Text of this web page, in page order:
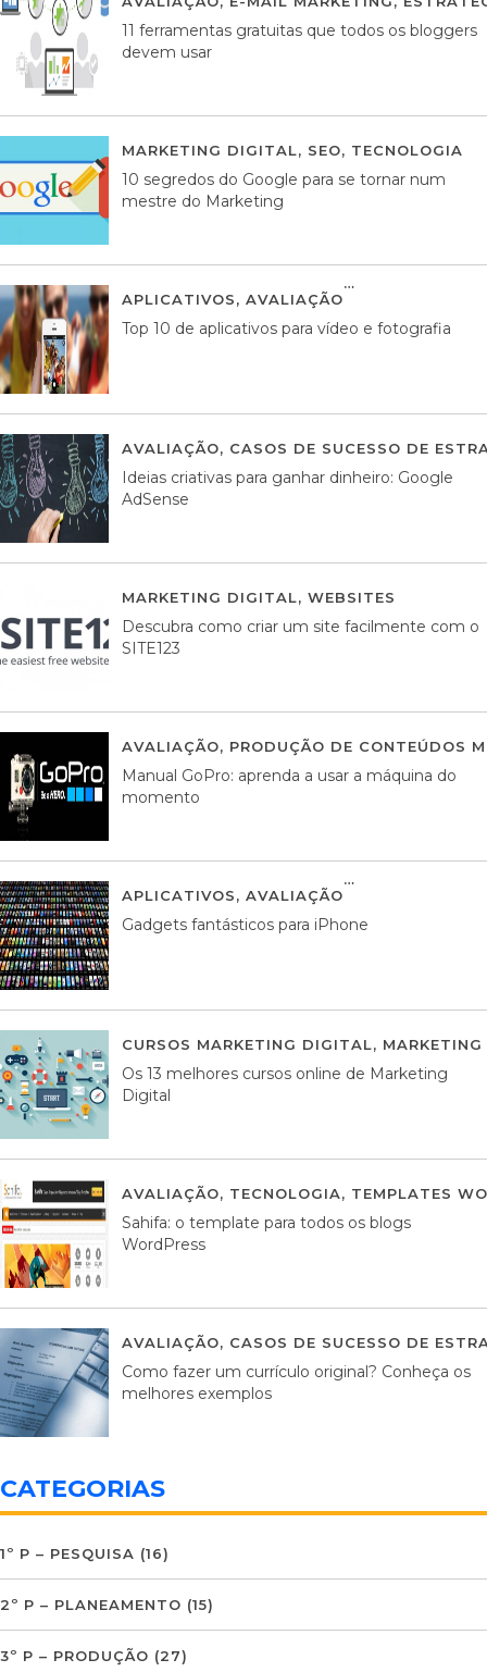
11 ferramentas gratuitas que todos os bloggers
devem usar
MARKETING DIGITAL, SEO, TECNOLOGIA
10 segredos do Google para se tornar num
mestre do Marketing
APLICATIVOS, AVALIAÇÃO
Top 10 de aplicativos para vídeo e fotografia
AVALIAÇÃO, CASOS DE SUCESSO DE
Ideias criativas para ganhar dinheiro: Google
AdSense
MARKETING DIGITAL, WEBSITES
Descubra como criar um site facilmente com o
SITE123
AVALIAÇÃO, PRODUÇÃO DE CONTEÚDOS
Manual GoPro: aprenda a usar a máquina do
momento
APLICATIVOS, AVALIAÇÃO
Gadgets fantásticos para iPhone
CURSOS MARKETING DIGITAL,
Os 13 melhores cursos online de Marketing
Digital
AVALIAÇÃO, TECNOLOGIA, TEMPLATES
Sahifa: o template para todos os blogs
WordPress
AVALIAÇÃO, CASOS DE SUCESSO DE
Como fazer um currículo original? Conheça os
melhores exemplos
CATEGORIAS
1º P – PESQUISA (16)
2º P – PLANEAMENTO (15)
3º P – PRODUÇÃO (27)